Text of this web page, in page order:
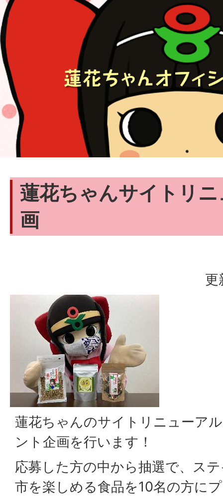
蓮花ちゃんサイトリ
画
更
蓮花ちゃんのサイトリニューア
ント企画を行います！
応募した方の中から抽選で、ス
市を楽しめる食品を10名の方に